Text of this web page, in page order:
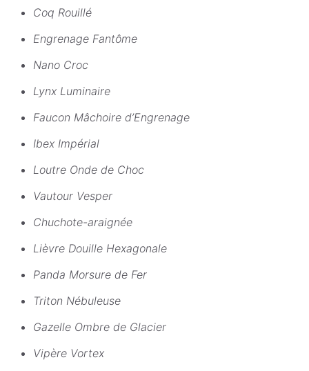
Coq Rouillé
Engrenage Fantôme
Nano Croc
Lynx Luminaire
Faucon Mâchoire d’Engrenage
Ibex Impérial
Loutre Onde de Choc
Vautour Vesper
Chuchote-araignée
Lièvre Douille Hexagonale
Panda Morsure de Fer
Triton Nébuleuse
Gazelle Ombre de Glacier
Vipère Vortex